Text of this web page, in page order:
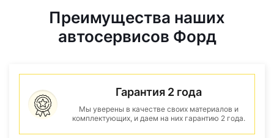
Преимущества наших
автосервисов Форд
Гарантия 2 года
Мы уверены в качестве своих материалов и
комплектующих, и даем на них гарантию 2 года.